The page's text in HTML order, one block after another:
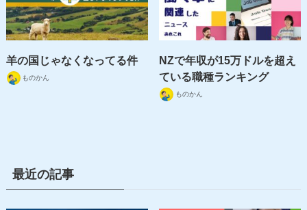
羊の国じゃなくなってる件
ものかん
NZで年収が15万ドルを超え
ている職種ランキング
ものかん
最近の記事